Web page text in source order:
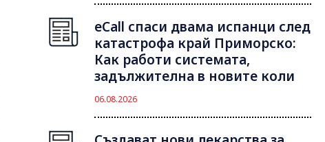
eCall спаси двама испанци след
катастрофа край Приморско:
Как работи системата,
задължителна в новите коли
06.08.2026